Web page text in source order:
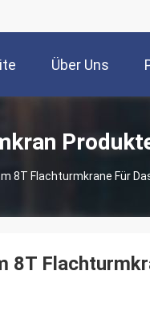
Über Uns
8T Flachturmkrane Für
8T